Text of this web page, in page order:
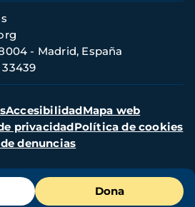
Dona
- Madrid, España
AccesibilidadMapa web
privacidadPolítica de cookies
denuncias